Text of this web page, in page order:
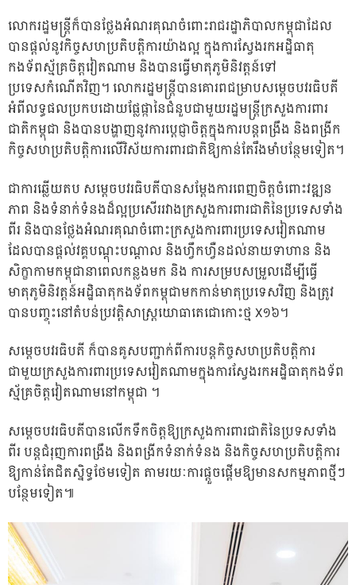
លោករដ្ឋមន្ត្រីក៏បានថ្លែងអំណរគុណចំពោះរាជរដ្ឋាភិបាលកម្ពុជាដែល
បានផ្ដល់នូវកិច្ចសហប្រតិបត្តិការយ៉ាងល្អ ក្នុងការស្វែងរកអដ្ឋិធាតុ
កងទ័ពស្ម័គ្រចិត្តវៀតណាម និង​បានធ្វើមាតុភូមិនិវត្តន៍ទៅ
ប្រទេសកំណើតវិញ។ លោករដ្ឋមន្ត្រីបានគោរព​ជម្រាប​សម្ដេចបវរធិបតី
អំពីលទ្ធផលប្រកបដោយផ្លែផ្កានៃជំនួប​ជាមួយរដ្ឋមន្ត្រី​ក្រសួង​ការពារ
ជាតិកម្ពុជា និងបានបង្ហាញនូវការប្ដេជ្ញាចិត្តក្នុងការបន្តពង្រឹង និងពង្រីក
កិច្ចសហប្រតិបត្តិការលើវិស័យការពារជាតិឱ្យកាន់តែរឹងមាំបន្ថែមទៀត។
ជាការឆ្លើយតប សម្ដេចបវរធិបតីបានសម្ដែងការពេញចិត្តចំពោះវឌ្ឍន
ភាព និង​ទំនាក់​ទំនងដ៏ល្អប្រសើររវាងក្រសួងការពារជាតិនៃប្រទេសទាំង
ពីរ និងបានថ្លែង​អំណរ​គុណចំពោះក្រសួងការពារប្រទេសវៀតណាម​
ដែលបានផ្ដល់វគ្គបណ្ដុះ​បណ្ដាល និងហ្វឹកហ្វឺនដល់នាយទាហាន និង
សិក្ខាកាមកម្ពុជានាពេលកន្លងមក​ និង ការសម្របសម្រួលដើម្បីធ្វើ
មាតុភូមិនិវត្តន៍អដ្ឋិធាតុកងទ័ព​កម្ពុជាមក​កាន់មាតុ​ប្រទេសវិញ​ និងត្រូវ
បានបញ្ចុះនៅតំបន់ប្រវត្តិសាស្ត្រយោធាតេជោកោះថ្ម X១៦។
សម្ដេចបវរធិបតី ក៏បានគូសបញ្ជាក់ពីការបន្តកិច្ចសហប្រតិបត្តិការ
ជាមួយក្រសួង​ការ​ពារ​ប្រទេសវៀតណាមក្នុងការស្វែងរកអដ្ឋិធាតុកងទ័ព
ស្ម័គ្រចិត្តវៀត​ណាមនៅ​កម្ពុជា ។
សម្តេច​បវរ​ធិបតី​បានលើកទឹកចិត្តឱ្យក្រសួងការពារជាតិនៃប្រទសទាំង
ពីរ បន្តជំរុញ​ការ​ពង្រឹង​ និងពង្រីកទំនាក់ទំនង និងកិច្ចសហប្រតិបត្តិការ
ឱ្យកាន់តែជិតស្និទ្ធ​ថែម​ទៀត តាមរយៈការផ្ដួចផ្ដើមឱ្យមានសកម្មភាពថ្មីៗ
បន្ថែមទៀត៕